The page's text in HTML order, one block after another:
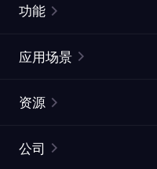
静态住宅代理
网页抓取 API
功能
ISP代理
ProxySite
应用场景
市场研究
资源
公司